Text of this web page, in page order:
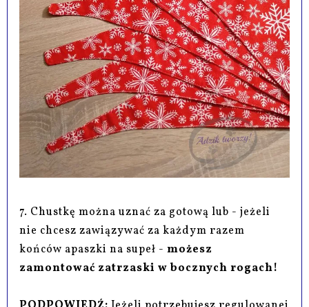
7. Chustkę można uznać za gotową lub - jeżeli
nie chcesz zawiązywać za każdym razem
końców apaszki na supeł -możesz
zamontować zatrzaski w bocznych rogach!